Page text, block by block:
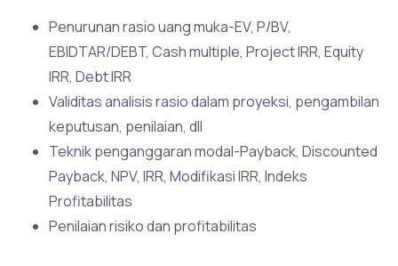
Penurunan rasio uang muka-EV, P/BV,
EBIDTAR/DEBT, Cash multiple, Project IRR, Equity
IRR, Debt IRR
Validitas analisis rasio dalam proyeksi, pengambilan
keputusan, penilaian, dll
Teknik penganggaran modal-Payback, Discounted
Payback, NPV, IRR, Modifikasi IRR, Indeks
Profitabilitas
Penilaian risiko dan profitabilitas